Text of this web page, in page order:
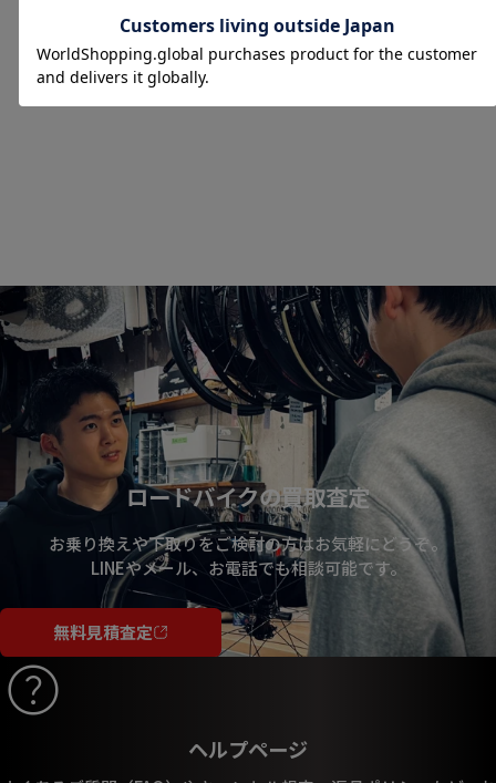
ビアンキ Bianchi メガプ
ロ MEGA PRO XL 85ème
1999年ランクC
ロードバイクの買取査定
お乗り換えや下取りをご検討の方はお気軽にどうぞ。
LINEやメール、お電話でも相談可能です。
無料見積査定
ヘルプページ